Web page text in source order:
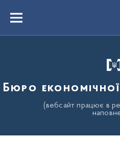
вмістуMenu
Бюро
(вебсайт працює в